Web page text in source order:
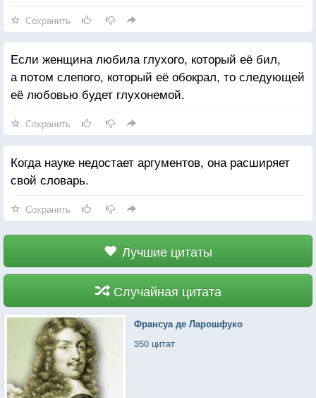
Сохранить
Если женщина любила глухого, который её бил,
а потом слепого, который её обокрал, то следующей
её любовью будет глухонемой.
Сохранить
Когда науке недостает аргументов, она расширяет
свой словарь.
Сохранить
Лучшие цитаты
Случайная цитата
Франсуа де Ларошфуко
350 цитат